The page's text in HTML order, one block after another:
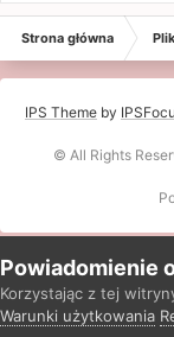
Strona główna
IPS Theme by
© All Rights
Powiadomienie
Korzystając z tej
Warunki użytkowania